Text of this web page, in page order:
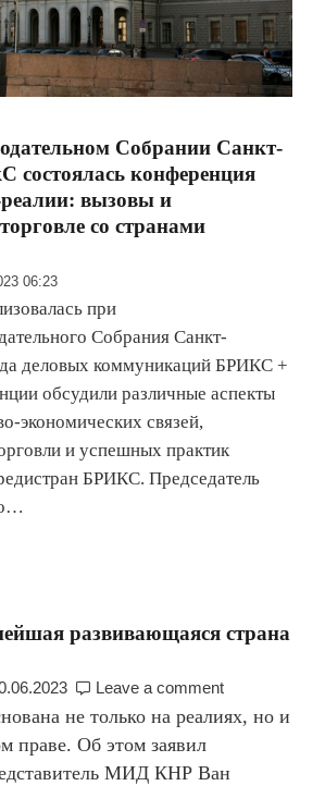
Собрании Санкт-
состоялась конференция
вызовы и
со странами
06:23
при
Собрания Санкт-
деловых коммуникаций БРИКС +
обсудили различные аспекты
экономических связей,
и успешных практик
БРИКС. Председатель
развивающаяся страна
Leave a comment
не только на реалиях, но и
праве. Об этом заявил
МИД КНР Ван